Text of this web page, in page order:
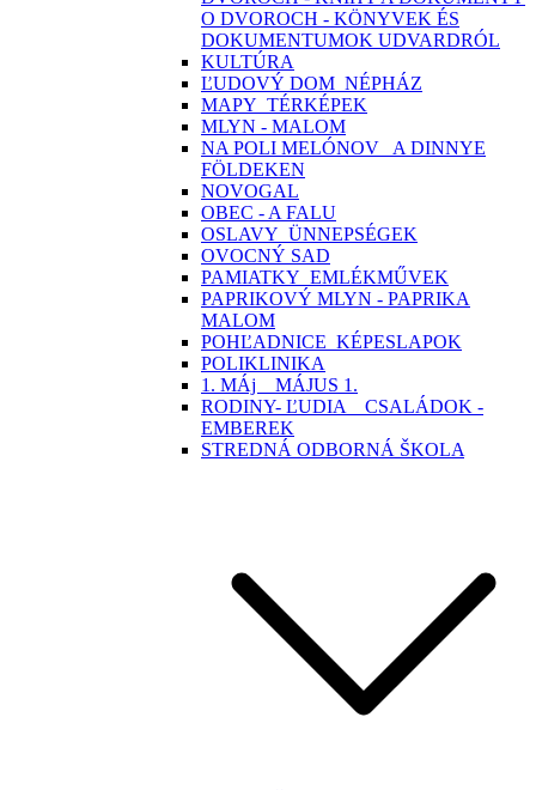
O DVOROCH - KÖNYVEK ÉS
DOKUMENTUMOK UDVARDRÓL
KULTÚRA
ĽUDOVÝ DOM_NÉPHÁZ
MAPY_TÉRKÉPEK
MLYN - MALOM
NA POLI MELÓNOV_ A DINNYE
FÖLDEKEN
NOVOGAL
OBEC - A FALU
OSLAVY_ÜNNEPSÉGEK
OVOCNÝ SAD
PAMIATKY_EMLÉKMŰVEK
PAPRIKOVÝ MLYN - PAPRIKA
MALOM
POHĽADNICE_KÉPESLAPOK
POLIKLINIKA
1. MÁj _ MÁJUS 1.
RODINY- ĽUDIA _ CSALÁDOK -
EMBEREK
STREDNÁ ODBORNÁ ŠKOLA